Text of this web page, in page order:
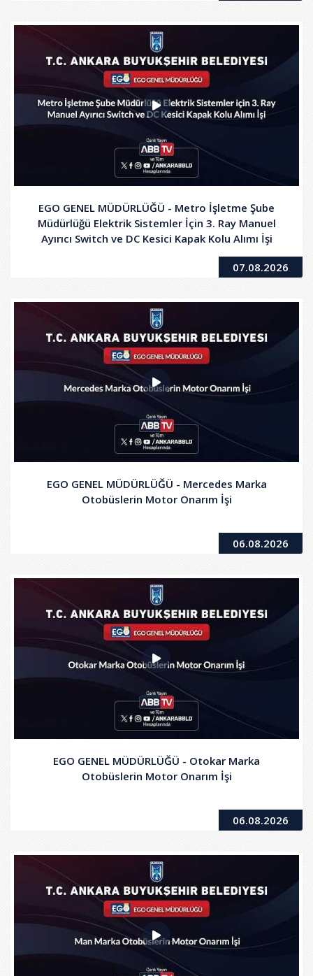
EGO GENEL MÜDÜRLÜĞÜ - Metro İşletme Şube
Müdürlüğü Elektrik Sistemler İçin 3. Ray Manuel
Ayırıcı Switch ve DC Kesici Kapak Kolu Alımı İşi
07.08.2026
EGO GENEL MÜDÜRLÜĞÜ - Mercedes Marka
Otobüslerin Motor Onarım İşi
06.08.2026
EGO GENEL MÜDÜRLÜĞÜ - Otokar Marka
Otobüslerin Motor Onarım İşi
06.08.2026